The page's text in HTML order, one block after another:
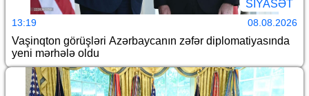
SİYASƏT
13:19 08.08.2026
Vaşinqton görüşləri Azərbaycanın zəfər diplomatiyasında
yeni mərhələ oldu